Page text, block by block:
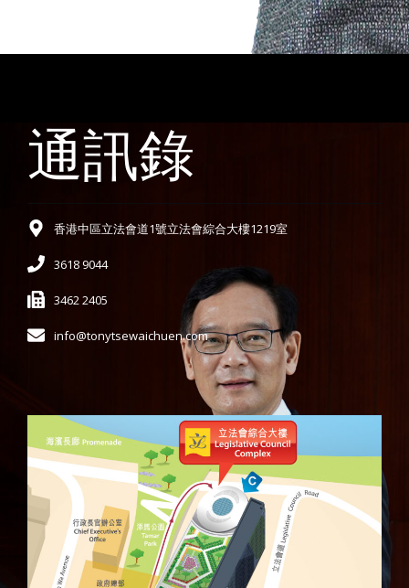
通訊錄
香港中區立法會道1號立法會綜合大樓1219室
3618 9044
3462 2405
info@tonytsewaichuen.com